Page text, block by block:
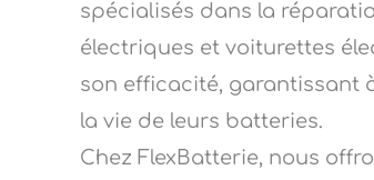
spécialisés dans la
électriques et voiturettes
son efficacité, garantissant
la vie de leurs batteries.
Chez FlexBatterie, nous